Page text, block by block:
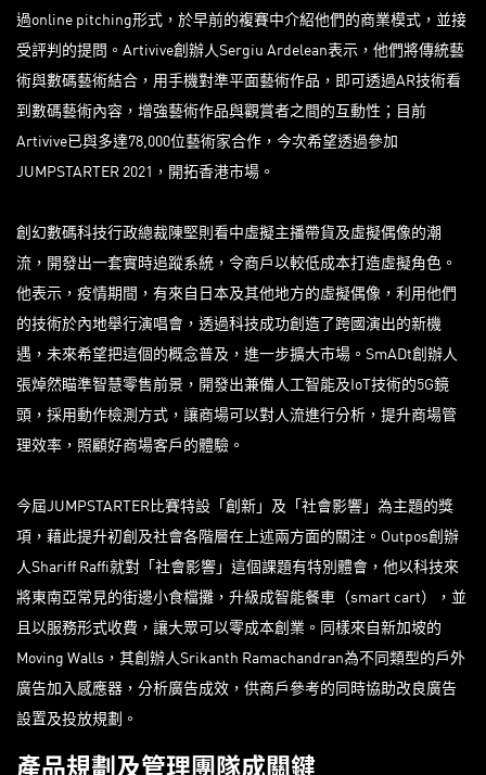
過online pitching形式，於早前的複賽中介紹他們的商業模式，並接
受評判的提問。Artivive創辦人Sergiu Ardelean表示，他們將傳統藝
術與數碼藝術結合，用手機對準平面藝術作品，即可透過AR技術看
到數碼藝術內容，增強藝術作品與觀賞者之間的互動性；目前
Artivive已與多達78,000位藝術家合作，今次希望透過參加
JUMPSTARTER 2021，開拓香港市場。
創幻數碼科技行政總裁陳堅則看中虛擬主播帶貨及虛擬偶像的潮
流，開發出一套實時追蹤系統，令商戶以較低成本打造虛擬角色。
他表示，疫情期間，有來自日本及其他地方的虛擬偶像，利用他們
的技術於內地舉行演唱會，透過科技成功創造了跨國演出的新機
遇，未來希望把這個的概念普及，進一步擴大市場。SmADt創辦人
張焯然瞄準智慧零售前景，開發出兼備人工智能及IoT技術的5G鏡
頭，採用動作檢測方式，讓商場可以對人流進行分析，提升商場管
理效率，照顧好商場客戶的體驗。
今屆JUMPSTARTER比賽特設「創新」及「社會影響」為主題的獎
項，藉此提升初創及社會各階層在上述兩方面的關注。Outpos創辦
人Shariff Raffi就對「社會影響」這個課題有特別體會，他以科技來
將東南亞常見的街邊小食檔攤，升級成智能餐車（smart cart），並
且以服務形式收費，讓大眾可以零成本創業。同樣來自新加坡的
Moving Walls，其創辦人Srikanth Ramachandran為不同類型的戶外
廣告加入感應器，分析廣告成效，供商戶參考的同時協助改良廣告
設置及投放規劃。
產品規劃及管理團隊成關鍵